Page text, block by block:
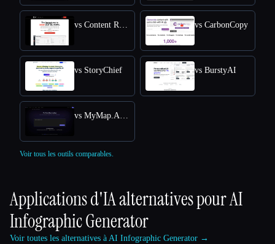
vs Content Raptor vs CarbonCopy
vs StoryChief vs BurstyAI
vs MyMap.AI YouTube Summarizer
Voir tous les outils comparables.
Applications d'IA alternatives pourAI
Infographic Generator
Voir toutes les alternatives à AI Infographic Generator →